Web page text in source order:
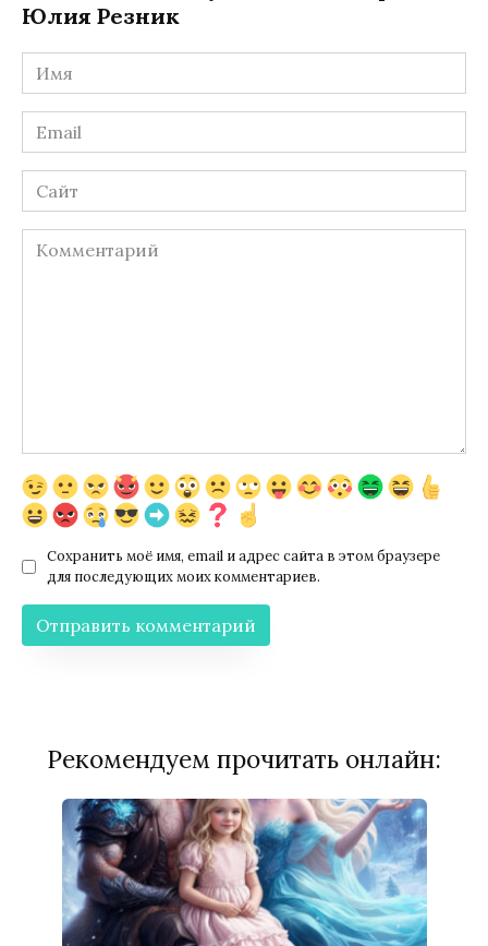
Юлия Резник
Имя
*
Email
*
Сайт
Комментарий
Сохранить моё имя, email и адрес сайта в этом браузере
для последующих моих комментариев.
Рекомендуем прочитать онлайн: